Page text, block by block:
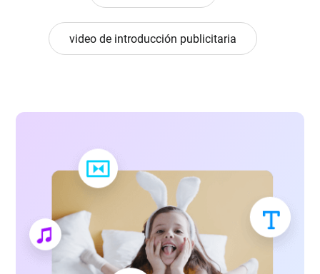
video de introducción publicitaria